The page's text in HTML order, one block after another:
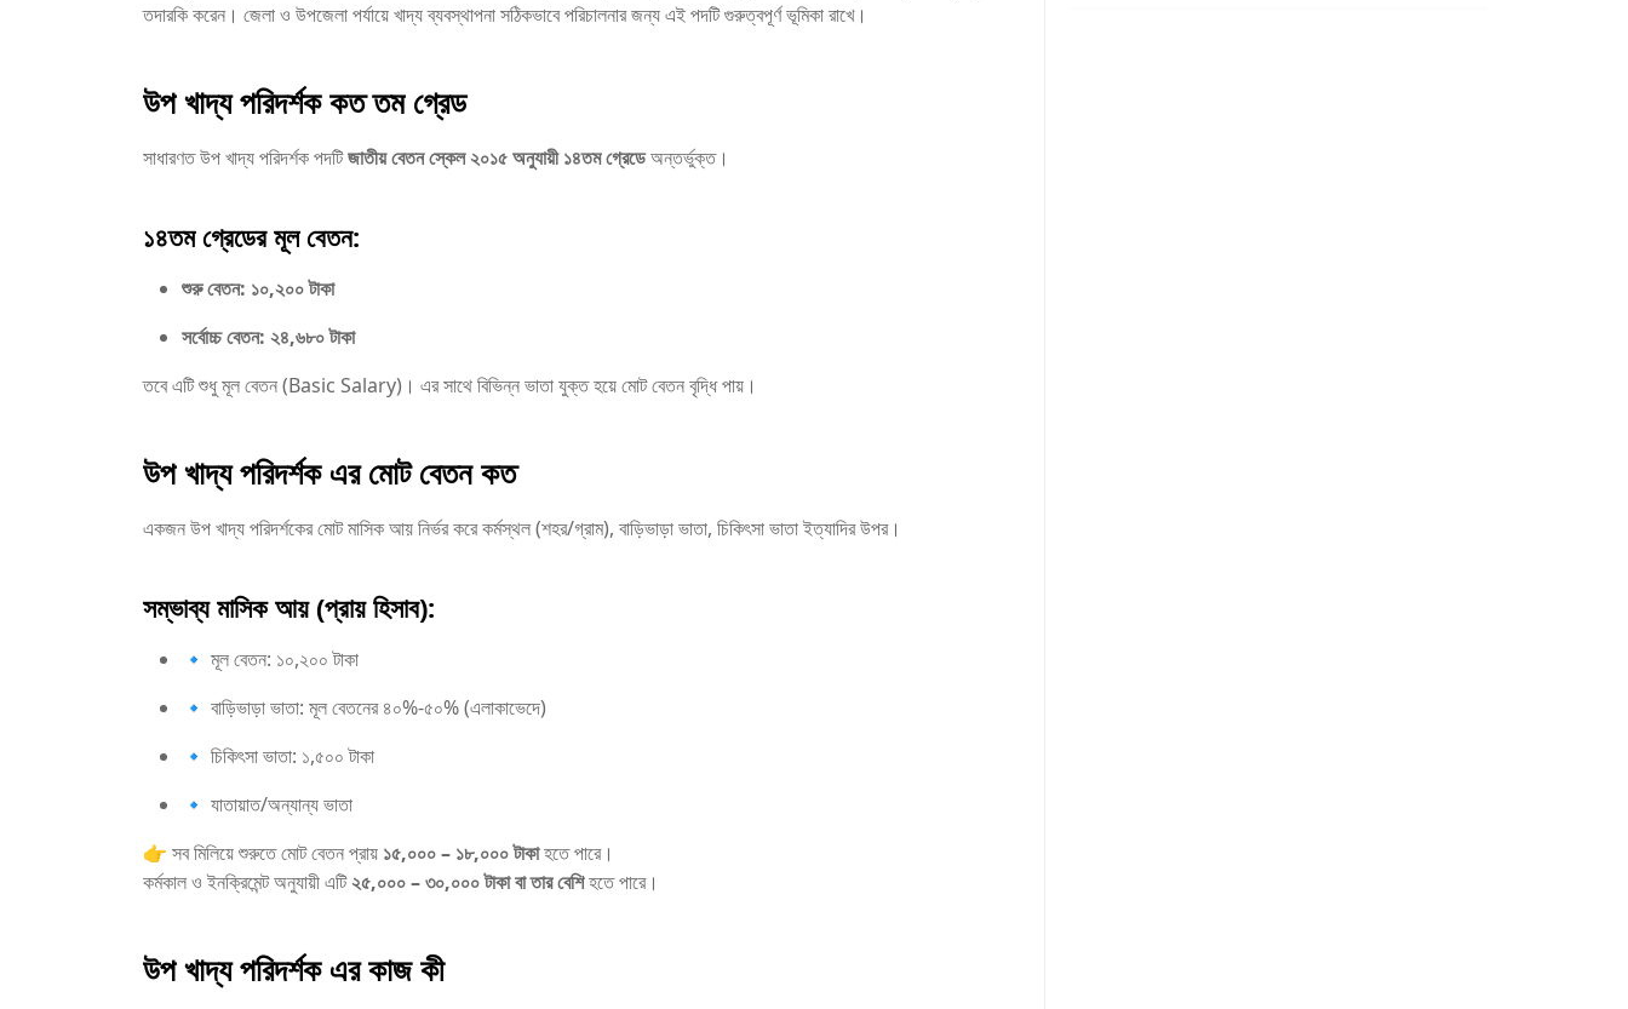
তদারকি করেন। জেলা ও উপজেলা পর্যায়ে খাদ্য ব্যবস্থাপনা সঠিকভাবে পরিচালনার জন্য এই পদটি গুরুত্বপূর্ণ ভূমিকা রাখে।
উপ খাদ্য পরিদর্শক কত তম গ্রেড
সাধারণত উপ খাদ্য পরিদর্শক পদটিজাতীয় বেতন স্কেল ২০১৫ অনুযায়ী ১৪তম গ্রেডেঅন্তর্ভুক্ত।
১৪তম গ্রেডের মূল বেতন:
শুরু বেতন: ১০,২০০ টাকা
সর্বোচ্চ বেতন: ২৪,৬৮০ টাকা
তবে এটি শুধু মূল বেতন (Basic Salary)। এর সাথে বিভিন্ন ভাতা যুক্ত হয়ে মোট বেতন বৃদ্ধি পায়।
উপ খাদ্য পরিদর্শক এর মোট বেতন কত
একজন উপ খাদ্য পরিদর্শকের মোট মাসিক আয় নির্ভর করে কর্মস্থল (শহর/গ্রাম), বাড়িভাড়া ভাতা, চিকিৎসা ভাতা ইত্যাদির উপর।
সম্ভাব্য মাসিক আয় (প্রায় হিসাব):
🔹 মূল বেতন: ১০,২০০ টাকা
🔹 বাড়িভাড়া ভাতা: মূল বেতনের ৪০%-৫০% (এলাকাভেদে)
🔹 চিকিৎসা ভাতা: ১,৫০০ টাকা
🔹 যাতায়াত/অন্যান্য ভাতা
👉 সব মিলিয়ে শুরুতে মোট বেতন প্রায় ১৫,০০০ – ১৮,০০০ টাকাহতে পারে।
কর্মকাল ও ইনক্রিমেন্ট অনুযায়ী এটি২৫,০০০ – ৩০,০০০ টাকা বা তার বেশিহতে পারে।
উপ খাদ্য পরিদর্শক এর কাজ কী